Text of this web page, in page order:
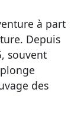
à part
Depuis
souvent
des